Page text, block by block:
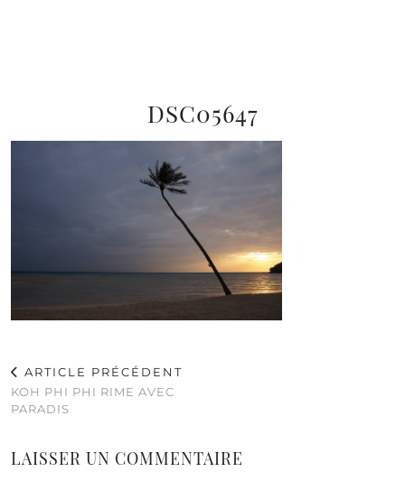
DSC05647
ARTICLE PRÉCÉDENT
KOH PHI PHI RIME AVEC
PARADIS
LAISSER UN COMMENTAIRE